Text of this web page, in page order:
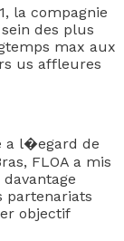
la compagnie
des plus
max aux
us affleures
a l�egard de
FLOA a mis
partenariats
objectif